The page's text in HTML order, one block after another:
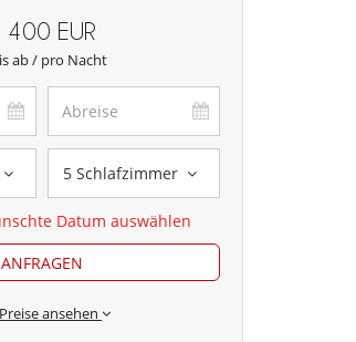
400 EUR
ab / pro Nacht
5 Schlafzimmer
Datum auswählen
ANFRAGEN
ansehen